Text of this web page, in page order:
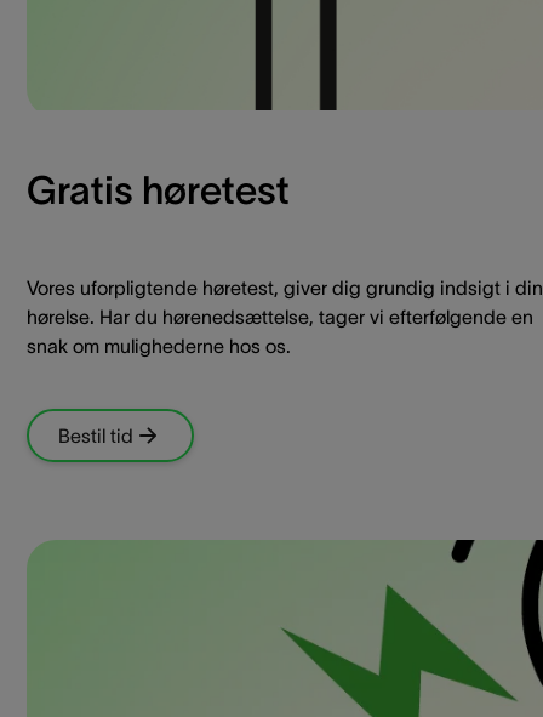
Gratis høretest
Vores uforpligtende høretest, giver dig grundig indsigt i din
hørelse. Har du hørenedsættelse, tager vi efterfølgende en
snak om mulighederne hos os.
Bestil tid